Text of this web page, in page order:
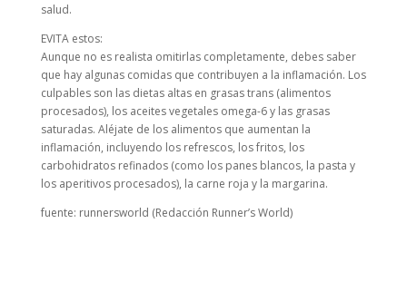
salud.
EVITA estos:
Aunque no es realista omitirlas completamente, debes saber
que hay algunas comidas que contribuyen a la inflamación. Los
culpables son las dietas altas en grasas trans (alimentos
procesados), los aceites vegetales omega-6 y las grasas
saturadas. Aléjate de los alimentos que aumentan la
inflamación, incluyendo los refrescos, los fritos, los
carbohidratos refinados (como los panes blancos, la pasta y
los aperitivos procesados), la carne roja y la margarina.
fuente: runnersworld (Redacción Runner’s World)